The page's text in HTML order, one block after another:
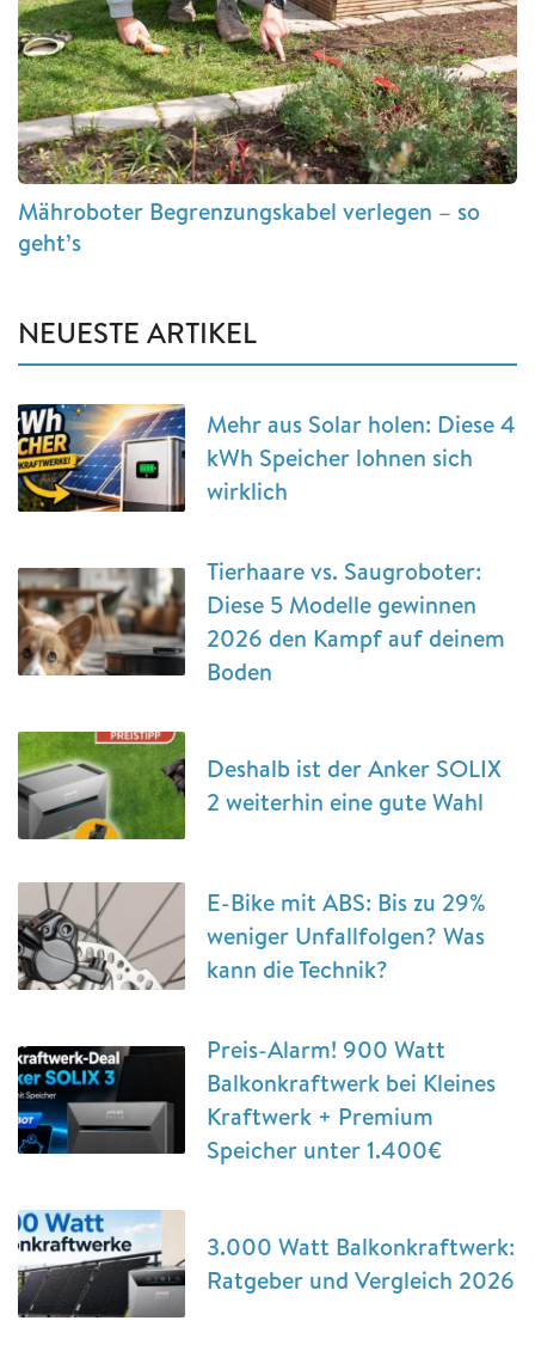
Mähroboter Begrenzungskabel verlegen – so
geht’s
NEUESTE ARTIKEL
Mehr aus Solar holen: Diese 4
kWh Speicher lohnen sich
wirklich
Tierhaare vs. Saugroboter:
Diese 5 Modelle gewinnen
2026 den Kampf auf deinem
Boden
Deshalb ist der Anker SOLIX
2 weiterhin eine gute Wahl
E-Bike mit ABS: Bis zu 29%
weniger Unfallfolgen? Was
kann die Technik?
Preis-Alarm! 900 Watt
Balkonkraftwerk bei Kleines
Kraftwerk + Premium
Speicher unter 1.400€
3.000 Watt Balkonkraftwerk:
Ratgeber und Vergleich 2026